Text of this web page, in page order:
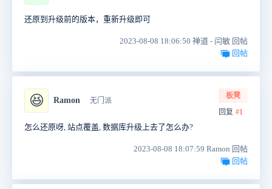
还原到升级前的版本，重新升级即可
2023-08-08 18:06:50 禅道 - 闫敏 回帖
回帖
😆 Ramon 无门派
板凳
回复 #1
怎么还原呀, 站点覆盖, 数据库升级上去了怎么办?
2023-08-08 18:07:59 Ramon 回帖
回帖